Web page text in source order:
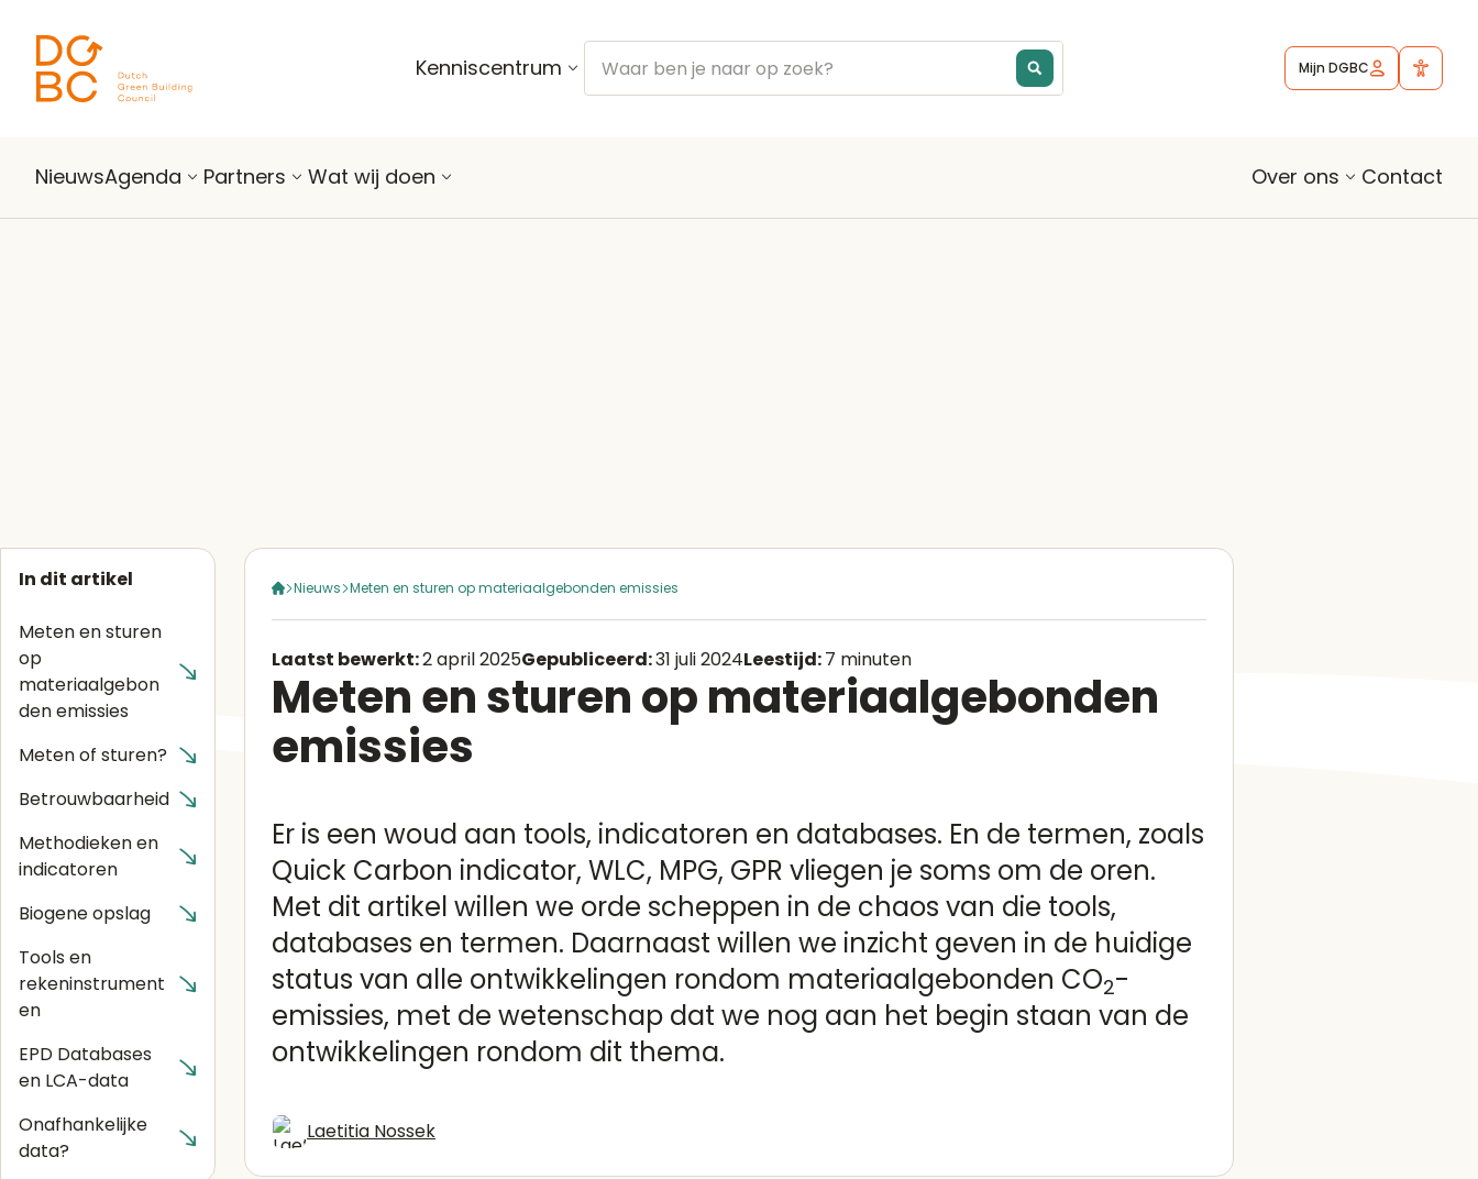
Kenniscentrum Mijn DGBC
NieuwsAgenda Partners Wat wij doen Over ons Contact
Nieuws Meten en sturen op materiaalgebonden emissies
Laatst bewerkt:2 april 2025Gepubliceerd:31 juli 2024Leestijd:7 minuten
In dit artikel
Meten en sturen
op
materiaalgebon
den emissies
Meten of sturen?
Betrouwbaarheid
Methodieken en
indicatoren
Biogene opslag
Tools en
rekeninstrument
en
EPD Databases
en LCA-data
Onafhankelijke
data?
Meten en sturen op materiaalgebonden
emissies
Er is een woud aan tools, indicatoren en databases. En de termen, zoals
Quick Carbon indicator, WLC, MPG, GPR vliegen je soms om de oren.
Met dit artikel willen we orde scheppen in de chaos van die tools,
databases en termen. Daarnaast willen we inzicht geven in de huidige
status van alle ontwikkelingen rondom materiaalgebonden CO2-
emissies, met de wetenschap dat we nog aan het begin staan van de
ontwikkelingen rondom dit thema.
Laetitia Nossek